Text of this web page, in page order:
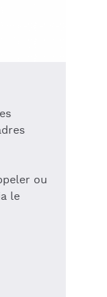
ou
le